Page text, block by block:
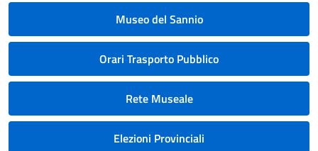
Museo del Sannio
Orari Trasporto Pubblico
Rete Museale
Elezioni Provinciali